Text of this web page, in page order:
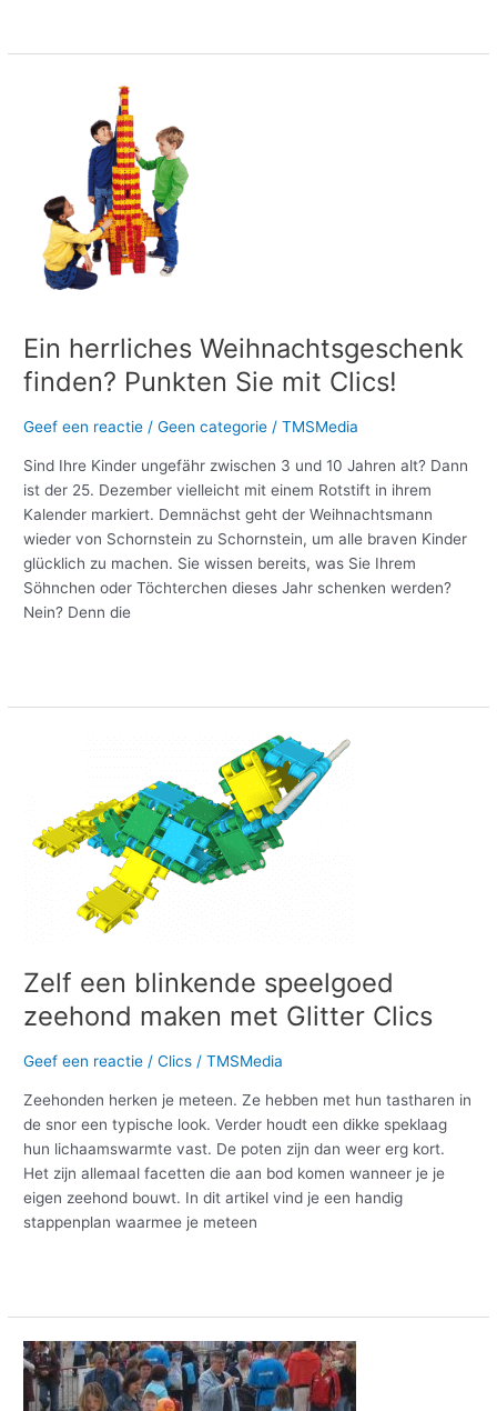
Ein herrliches Weihnachtsgeschenk
finden? Punkten Sie mit Clics!
Geef een reactie /Geen categorie /TMSMedia
Sind Ihre Kinder ungefähr zwischen 3 und 10 Jahren alt? Dann
ist der 25. Dezember vielleicht mit einem Rotstift in ihrem
Kalender markiert. Demnächst geht der Weihnachtsmann
wieder von Schornstein zu Schornstein, um alle braven Kinder
glücklich zu machen. Sie wissen bereits, was Sie Ihrem
Söhnchen oder Töchterchen dieses Jahr schenken werden?
Nein? Denn die
Weihnachtsgeschenk
Sie
Clics!
Zelf een blinkende speelgoed
zeehond maken met Glitter Clics
Geef een reactie /Clics /TMSMedia
Zeehonden herken je meteen. Ze hebben met hun tastharen in
de snor een typische look. Verder houdt een dikke speklaag
hun lichaamswarmte vast. De poten zijn dan weer erg kort.
Het zijn allemaal facetten die aan bod komen wanneer je je
eigen zeehond bouwt. In dit artikel vind je een handig
stappenplan waarmee je meteen
speelgoed
zeehond
maken
Unicef
België
en